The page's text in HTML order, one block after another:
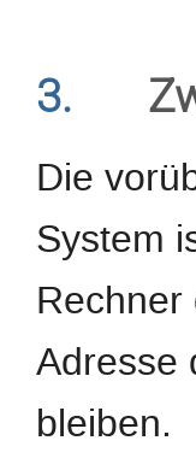
3.
Die
System
Adresse
bleiben.